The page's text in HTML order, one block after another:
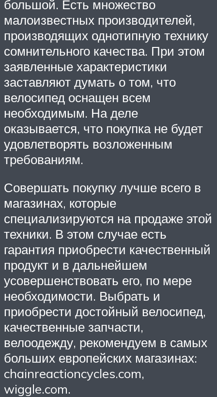
большой. Есть множество
малоизвестных производителей,
производящих однотипную технику
сомнительного качества. При этом
заявленные характеристики
заставляют думать о том, что
велосипед оснащен всем
необходимым. На деле
оказывается, что покупка не будет
удовлетворять возложенным
требованиям.
Совершать покупку лучше всего в
магазинах, которые
специализируются на продаже этой
техники. В этом случае есть
гарантия приобрести качественный
продукт и в дальнейшем
усовершенствовать его, по мере
необходимости. Выбрать и
приобрести достойный велосипед,
качественные запчасти,
велоодежду, рекомендуем в самых
больших европейских магазинах:
chainreactioncycles.com,
wiggle.com.